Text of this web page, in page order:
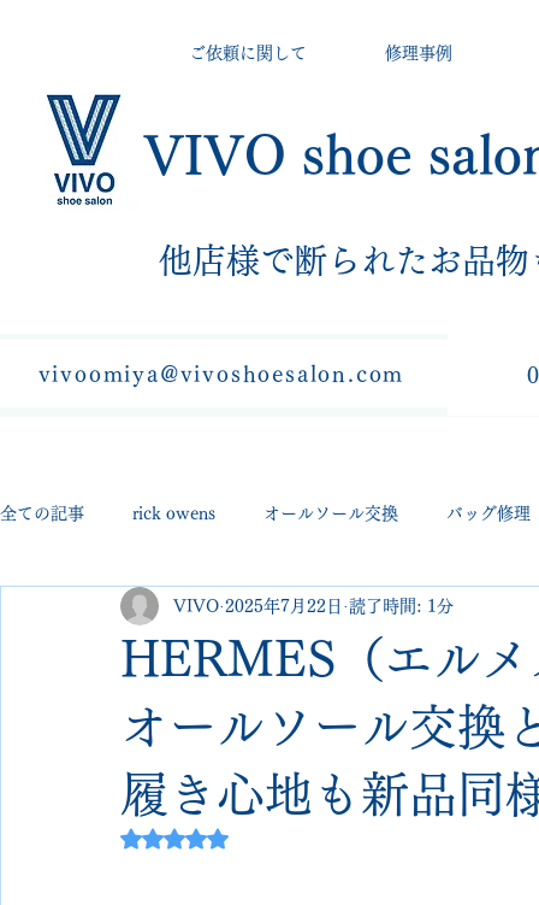
VIVO shoe
他店様で断られたお品物
ご依頼に関して 修理事例
vivoomiya@vivoshoesalon.com
全ての記事 rick owens オールソール交換 バッグ修理
george cleverley Christian louboutin allen edmonds
クリーニング•撥水コーテ
edward green george cox hermes
HERMES（エル
オールソール交換
履き心地も新品同
VIVO 2025年7月22日 読了時間: 1分
5つ星のうちNaNと評価されています。